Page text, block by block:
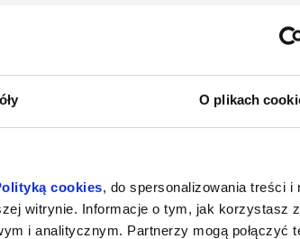
O plikach
cookies, do spersonalizowania treści i
witrynie. Informacje o tym, jak korzystasz
i analitycznym. Partnerzy mogą połączyć